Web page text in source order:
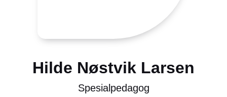
Hilde Nøstvik Larsen
Spesialpedagog